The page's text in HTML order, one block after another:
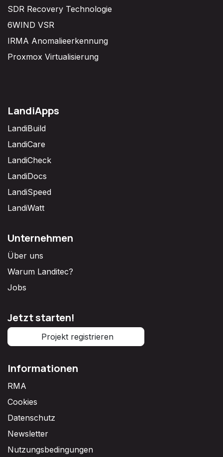
SDR Recovery Technologie
6WIND VSR
IRMA Anomalieerkennung
Proxmox Virtualisierung
LandiApps
LandiBuild
LandiCare
LandiCheck
LandiDocs
LandiSpeed
LandiWatt
Unternehmen
Über uns
Warum Landitec?
Jobs
Jetzt starten!
Projekt registrieren
Informationen
RMA
Cookies
Datenschutz
Newsletter
Nutzungsbedingungen